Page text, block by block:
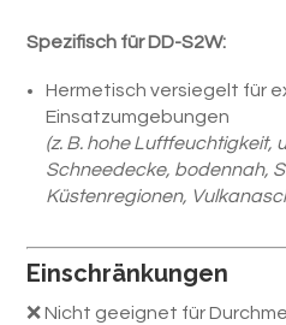
Spezifisch für DD-S2W:
Hermetisch versiegelt für
Einsatzumgebungen
(z. B. hohe Luftfeuchtigkeit,
Schneedecke, bodennah,
Küstenregionen,
Einschränkungen
❌ Nicht geeignet für